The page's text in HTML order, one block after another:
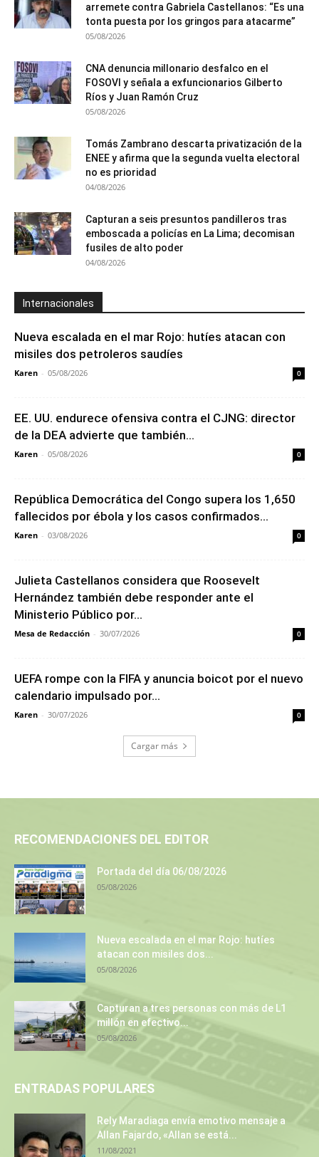
arremete contra Gabriela Castellanos: “Es una
tonta puesta por los gringos para atacarme”
05/08/2026
CNA denuncia millonario desfalco en el
FOSOVI y señala a exfuncionarios Gilberto
Ríos y Juan Ramón Cruz
05/08/2026
Tomás Zambrano descarta privatización de la
ENEE y afirma que la segunda vuelta electoral
no es prioridad
04/08/2026
Capturan a seis presuntos pandilleros tras
emboscada a policías en La Lima; decomisan
fusiles de alto poder
04/08/2026
Internacionales
Nueva escalada en el mar Rojo: hutíes atacan con
misiles dos petroleros saudíes
Karen - 05/08/2026 0
EE. UU. endurece ofensiva contra el CJNG: director
de la DEA advierte que también...
Karen - 05/08/2026 0
República Democrática del Congo supera los 1,650
fallecidos por ébola y los casos confirmados...
Karen - 03/08/2026 0
Julieta Castellanos considera que Roosevelt
Hernández también debe responder ante el
Ministerio Público por...
Mesa de Redacción - 30/07/2026 0
UEFA rompe con la FIFA y anuncia boicot por el nuevo
calendario impulsado por...
Karen - 30/07/2026 0
Cargar más
RECOMENDACIONES DEL EDITOR
Portada del día 06/08/2026
05/08/2026
Nueva escalada en el mar Rojo: hutíes
atacan con misiles dos...
05/08/2026
Capturan a tres personas con más de L1
millón en efectivo...
05/08/2026
ENTRADAS POPULARES
Rely Maradiaga envía emotivo mensaje a
Allan Fajardo, «Allan se está...
11/08/2021